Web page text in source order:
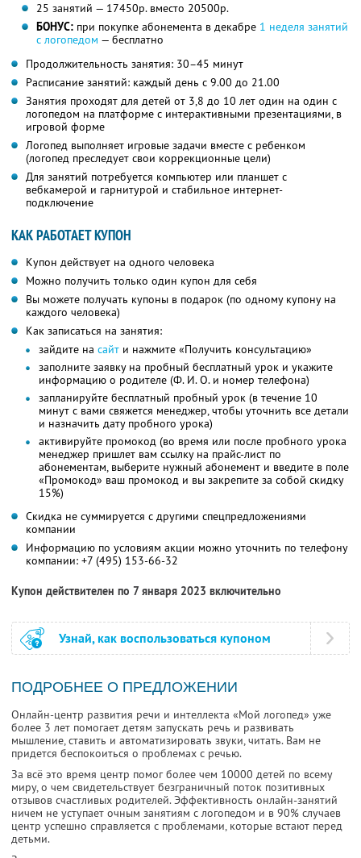
25 занятий — 17450р. вместо 20500р.
БОНУС:при покупке абонемента в декабре 1 неделя занятий
с логопедом — бесплатно
Продолжительность занятия: 30–45 минут
Расписание занятий: каждый день с 9.00 до 21.00
Занятия проходят для детей от 3,8 до 10 лет один на один с
логопедом на платформе с интерактивными презентациями, в
игровой форме
Логопед выполняет игровые задачи вместе с ребенком
(логопед преследует свои коррекционные цели)
Для занятий потребуется компьютер или планшет с
вебкамерой и гарнитурой и стабильное интернет-
подключение
КАК РАБОТАЕТ КУПОН
Купон действует на одного человека
Можно получить только один купон для себя
Вы можете получать купоны в подарок (по одному купону на
каждого человека)
Как записаться на занятия:
зайдите на сайт и нажмите «Получить консультацию»
заполните заявку на пробный бесплатный урок и укажите
информацию о родителе (Ф. И. О.и номер телефона)
запланируйте бесплатный пробный урок (в течение 10
минут с вами свяжется менеджер, чтобы уточнить все детали
и назначить дату пробного урока)
активируйте промокод (во время или после пробного урока
менеджер пришлет вам ссылку на прайс-лист по
абонементам, выберите нужный абонемент и введите в поле
«Промокод» ваш промокод и вы закрепите за собой скидку
15%)
Скидка не суммируется с другими спецпредложениями
компании
Информацию по условиям акции можно уточнить по телефону
компании: +7 (495) 153-66-32
Купон действителен по 7 января 2023 включительно
Узнай, как воспользоваться купоном
ПОДРОБНЕЕ О ПРЕДЛОЖЕНИИ
Онлайн-центр развития речи и интеллекта «Мой логопед» уже
более 3 лет помогает детям запускать речь и развивать
мышление, ставить и автоматизировать звуки, читать. Вам не
придется беспокоиться о проблемах с речью.
За всё это время центр помог более чем 10000 детей по всему
миру, о чем свидетельствует безграничный поток позитивных
отзывов счастливых родителей. Эффективность онлайн-занятий
ничем не уступает очным занятиям с логопедом и в 90% случаев
центр успешно справляется с проблемами, которые встают перед
детьми.